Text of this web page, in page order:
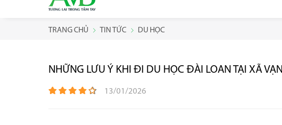
TRANG CHỦ TIN TỨC DU HỌC
NHỮNG LƯU Ý KHI ĐI DU HỌC ĐÀI LOAN TẠI XÃ
13/01/2026